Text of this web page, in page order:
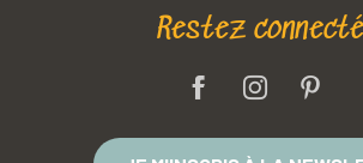
Restez